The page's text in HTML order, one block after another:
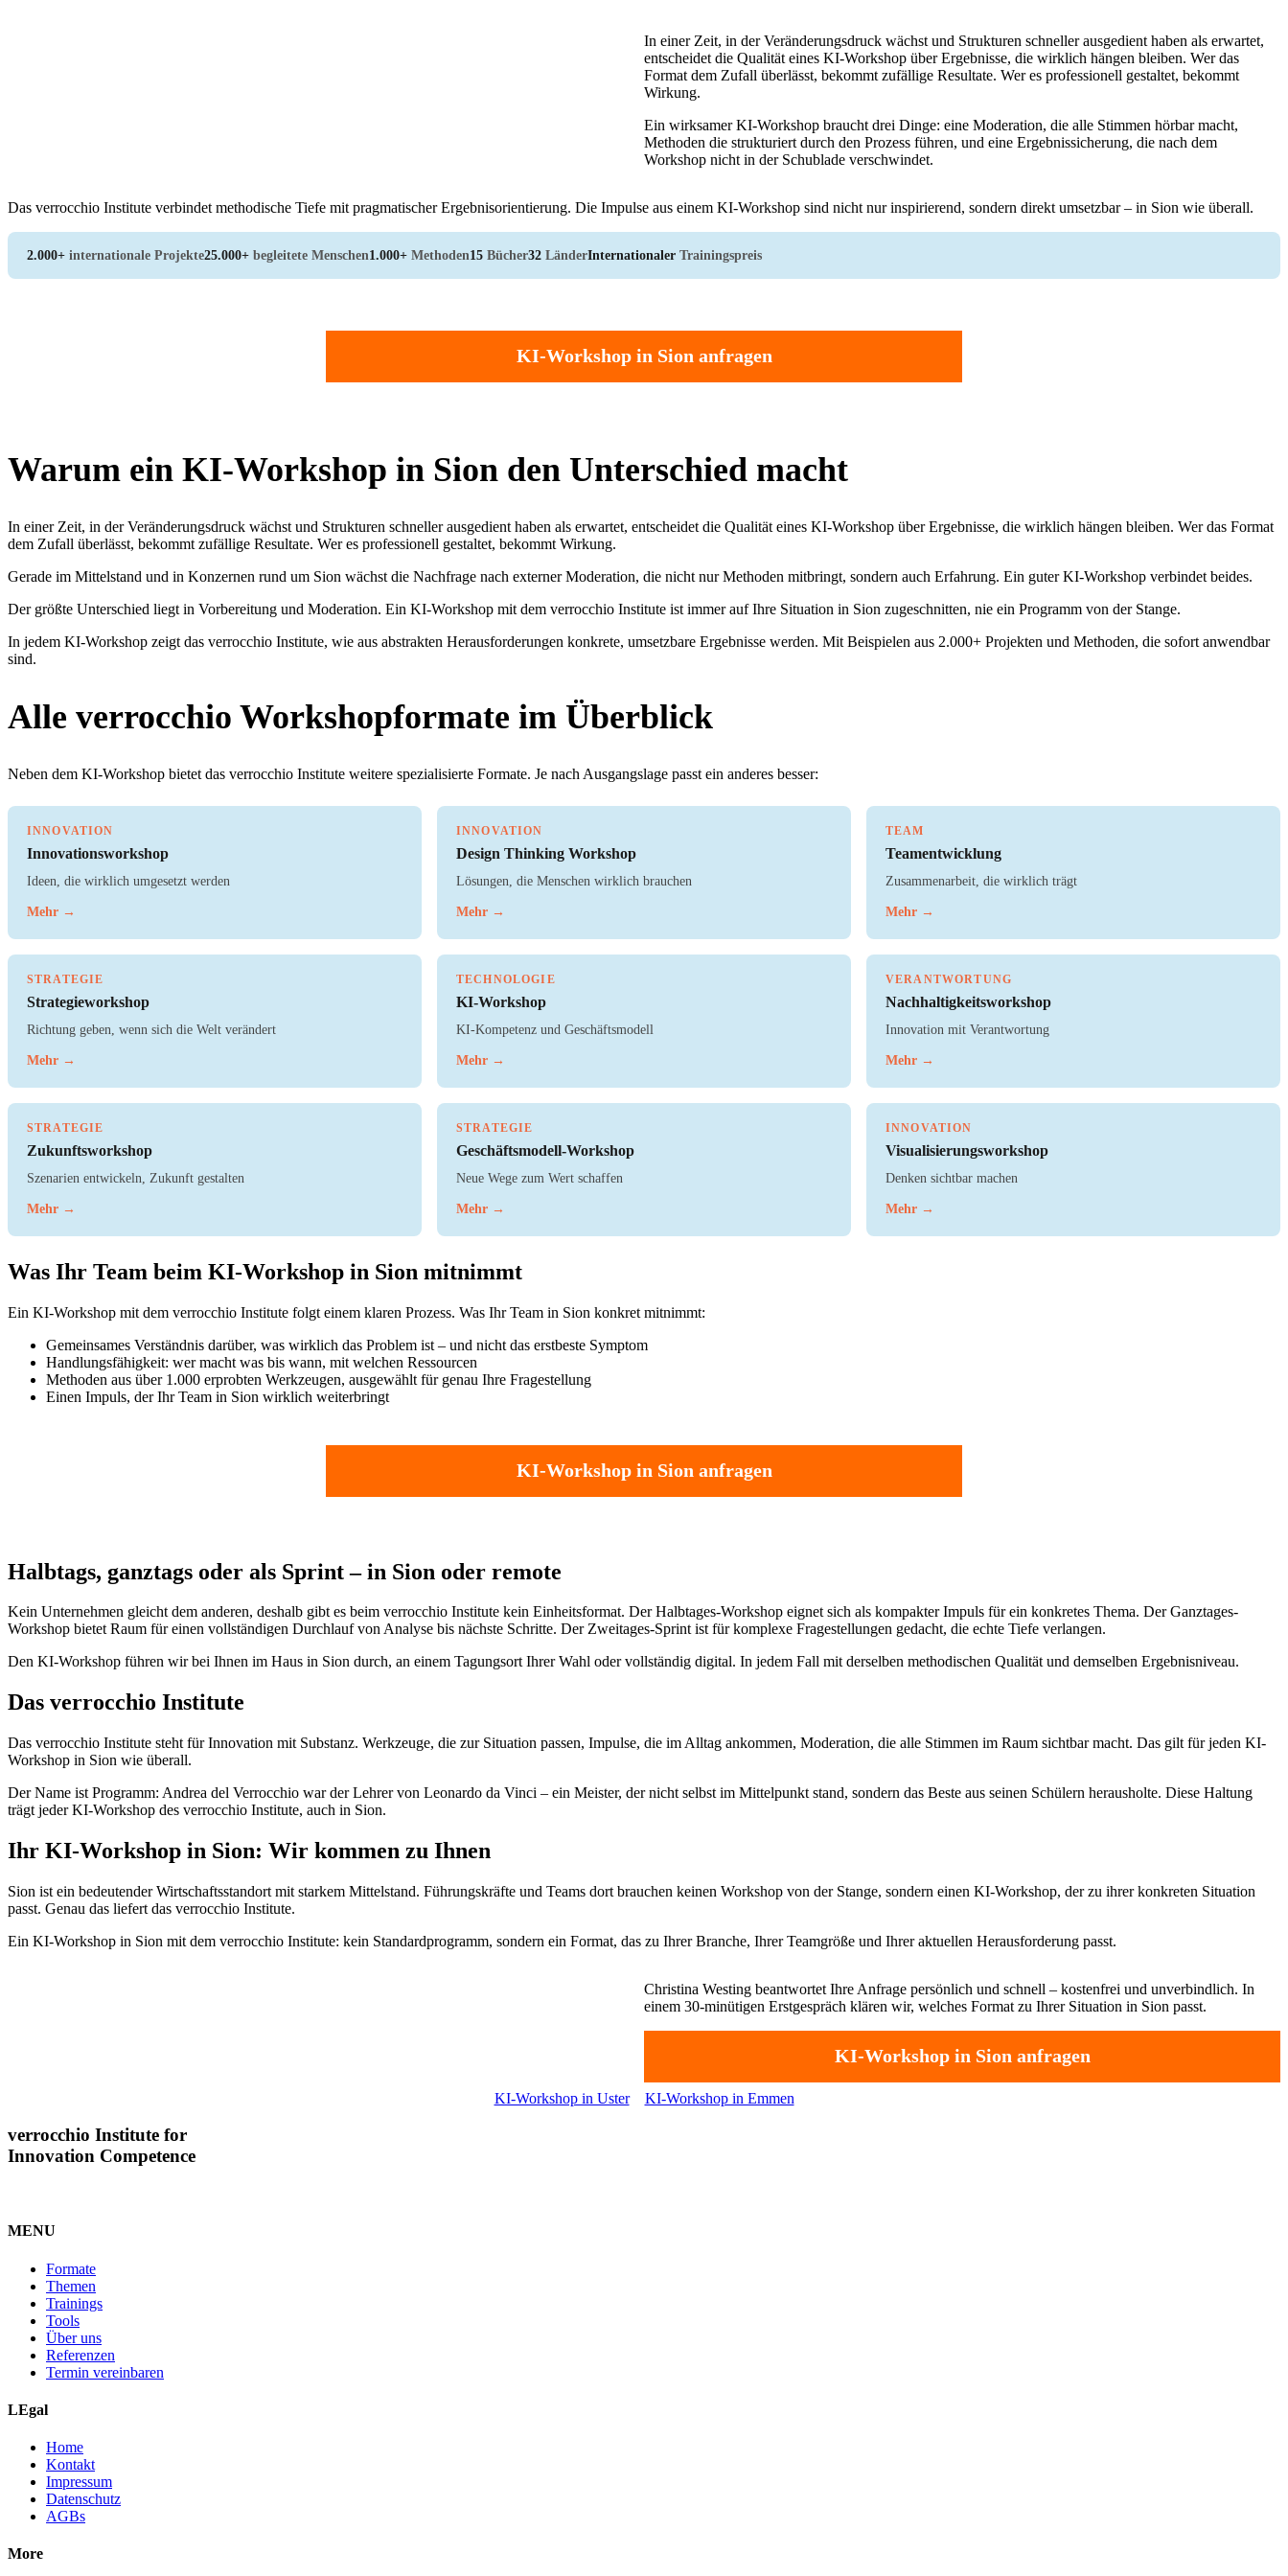
In einer Zeit, in der Veränderungsdruck wächst und Strukturen schneller ausgedient haben als erwartet,
entscheidet die Qualität eines KI-Workshop über Ergebnisse, die wirklich hängen bleiben. Wer das
Format dem Zufall überlässt, bekommt zufällige Resultate. Wer es professionell gestaltet, bekommt
Wirkung.
Ein wirksamer KI-Workshop braucht drei Dinge: eine Moderation, die alle Stimmen hörbar macht,
Methoden die strukturiert durch den Prozess führen, und eine Ergebnissicherung, die nach dem
Workshop nicht in der Schublade verschwindet.
Das verrocchio Institute verbindet methodische Tiefe mit pragmatischer Ergebnisorientierung. Die Impulse aus einem KI-Workshop sind nicht nur inspirierend, sondern direkt umsetzbar – in Sion wie überall.
2.000+ internationale Projekte25.000+ begleitete Menschen1.000+ Methoden15 Bücher32 LänderInternationaler Trainingspreis
KI-Workshop in Sion anfragen
Warum ein KI-Workshop in Sion den Unterschied macht
In einer Zeit, in der Veränderungsdruck wächst und Strukturen schneller ausgedient haben als erwartet, entscheidet die Qualität eines KI-Workshop über Ergebnisse, die wirklich hängen bleiben. Wer das Format
dem Zufall überlässt, bekommt zufällige Resultate. Wer es professionell gestaltet, bekommt Wirkung.
Gerade im Mittelstand und in Konzernen rund um Sion wächst die Nachfrage nach externer Moderation, die nicht nur Methoden mitbringt, sondern auch Erfahrung. Ein guter KI-Workshop verbindet beides.
Der größte Unterschied liegt in Vorbereitung und Moderation. Ein KI-Workshop mit dem verrocchio Institute ist immer auf Ihre Situation in Sion zugeschnitten, nie ein Programm von der Stange.
In jedem KI-Workshop zeigt das verrocchio Institute, wie aus abstrakten Herausforderungen konkrete, umsetzbare Ergebnisse werden. Mit Beispielen aus 2.000+ Projekten und Methoden, die sofort anwendbar
sind.
Alle verrocchio Workshopformate im Überblick
Neben dem KI-Workshop bietet das verrocchio Institute weitere spezialisierte Formate. Je nach Ausgangslage passt ein anderes besser:
INNOVATION
Innovationsworkshop
Ideen, die wirklich umgesetzt werden
Mehr →
INNOVATION
Design Thinking Workshop
Lösungen, die Menschen wirklich brauchen
Mehr →
TEAM
Teamentwicklung
Zusammenarbeit, die wirklich trägt
Mehr →
STRATEGIE
Strategieworkshop
Richtung geben, wenn sich die Welt verändert
Mehr →
TECHNOLOGIE
KI-Workshop
KI-Kompetenz und Geschäftsmodell
Mehr →
VERANTWORTUNG
Nachhaltigkeitsworkshop
Innovation mit Verantwortung
Mehr →
STRATEGIE
Zukunftsworkshop
Szenarien entwickeln, Zukunft gestalten
Mehr →
STRATEGIE
Geschäftsmodell-Workshop
Neue Wege zum Wert schaffen
Mehr →
INNOVATION
Visualisierungsworkshop
Denken sichtbar machen
Mehr →
Was Ihr Team beim KI-Workshop in Sion mitnimmt
Ein KI-Workshop mit dem verrocchio Institute folgt einem klaren Prozess. Was Ihr Team in Sion konkret mitnimmt:
Gemeinsames Verständnis darüber, was wirklich das Problem ist – und nicht das erstbeste Symptom
Handlungsfähigkeit: wer macht was bis wann, mit welchen Ressourcen
Methoden aus über 1.000 erprobten Werkzeugen, ausgewählt für genau Ihre Fragestellung
Einen Impuls, der Ihr Team in Sion wirklich weiterbringt
KI-Workshop in Sion anfragen
Halbtags, ganztags oder als Sprint – in Sion oder remote
Kein Unternehmen gleicht dem anderen, deshalb gibt es beim verrocchio Institute kein Einheitsformat. Der Halbtages-Workshop eignet sich als kompakter Impuls für ein konkretes Thema. Der Ganztages-
Workshop bietet Raum für einen vollständigen Durchlauf von Analyse bis nächste Schritte. Der Zweitages-Sprint ist für komplexe Fragestellungen gedacht, die echte Tiefe verlangen.
Den KI-Workshop führen wir bei Ihnen im Haus in Sion durch, an einem Tagungsort Ihrer Wahl oder vollständig digital. In jedem Fall mit derselben methodischen Qualität und demselben Ergebnisniveau.
Das verrocchio Institute
Das verrocchio Institute steht für Innovation mit Substanz. Werkzeuge, die zur Situation passen, Impulse, die im Alltag ankommen, Moderation, die alle Stimmen im Raum sichtbar macht. Das gilt für jeden KI-
Workshop in Sion wie überall.
Der Name ist Programm: Andrea del Verrocchio war der Lehrer von Leonardo da Vinci – ein Meister, der nicht selbst im Mittelpunkt stand, sondern das Beste aus seinen Schülern herausholte. Diese Haltung
trägt jeder KI-Workshop des verrocchio Institute, auch in Sion.
Ihr KI-Workshop in Sion: Wir kommen zu Ihnen
Sion ist ein bedeutender Wirtschaftsstandort mit starkem Mittelstand. Führungskräfte und Teams dort brauchen keinen Workshop von der Stange, sondern einen KI-Workshop, der zu ihrer konkreten Situation
passt. Genau das liefert das verrocchio Institute.
Ein KI-Workshop in Sion mit dem verrocchio Institute: kein Standardprogramm, sondern ein Format, das zu Ihrer Branche, Ihrer Teamgröße und Ihrer aktuellen Herausforderung passt.
Christina Westing beantwortet Ihre Anfrage persönlich und schnell – kostenfrei und unverbindlich. In
einem 30-minütigen Erstgespräch klären wir, welches Format zu Ihrer Situation in Sion passt.
KI-Workshop in Sion anfragen
KI-Workshop in Uster KI-Workshop in Emmen
verrocchio Institute for
Innovation Competence
MENU
Formate
Themen
Trainings
Tools
Über uns
Referenzen
Termin vereinbaren
LEgal
Home
Kontakt
Impressum
Datenschutz
AGBs
More